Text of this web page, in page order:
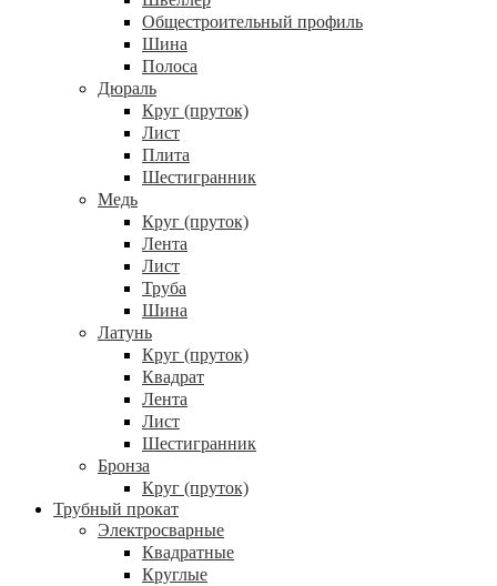
Общестроительный профиль
Шина
Полоса
Дюраль
Круг (пруток)
Лист
Плита
Шестигранник
Медь
Круг (пруток)
Лента
Лист
Труба
Шина
Латунь
Круг (пруток)
Квадрат
Лента
Лист
Шестигранник
Бронза
Круг (пруток)
Трубный прокат
Электросварные
Квадратные
Круглые